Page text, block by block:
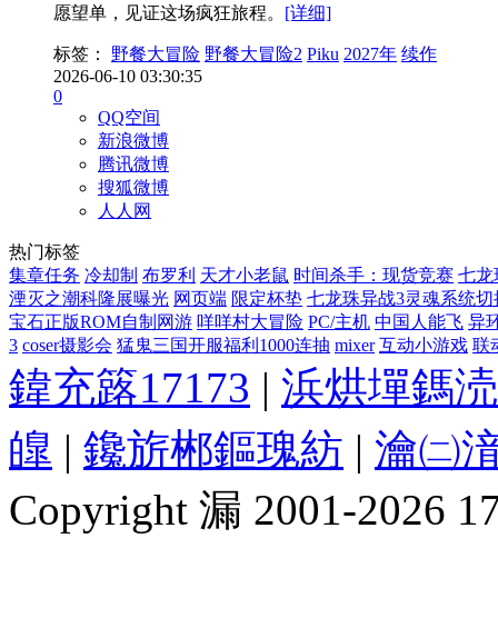
愿望单，见证这场疯狂旅程。 [详细]
标签： 野餐大冒险 野餐大冒险2 Piku 2027年 续作
2026-06-10 03:30:35
0
QQ空间
新浪微博
腾讯微博
搜狐微博
人人网
热门标签
集章任务 冷却制 布罗利 天才小老鼠 时间杀手：现货竞赛 七龙
湮灭之潮科隆展曝光 网页端 限定杯垫 七龙珠异战3灵魂系统切
宝石正版ROM自制网游 咩咩村大冒险 PC/主机 中国人能飞 异
3 coser摄影会 猛鬼三国开服福利1000连抽 mixer 互动小游戏 联
鍏充簬17173 | 浜烘墠鎷
皥 | 鑱旂郴鏂瑰紡 | 瀹㈡
Copyright 漏 2001-2026